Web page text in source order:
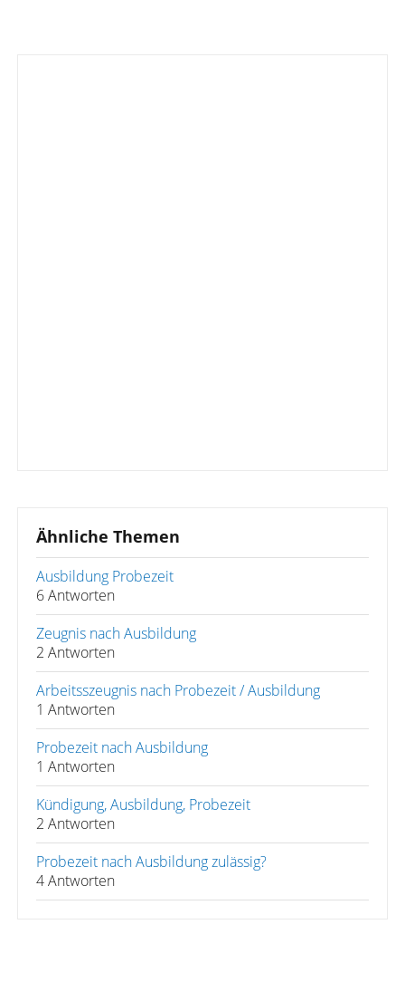
Ähnliche Themen
Ausbildung Probezeit
6 Antworten
Zeugnis nach Ausbildung
2 Antworten
Arbeitsszeugnis nach Probezeit / Ausbildung
1 Antworten
Probezeit nach Ausbildung
1 Antworten
Kündigung, Ausbildung, Probezeit
2 Antworten
Probezeit nach Ausbildung zulässig?
4 Antworten